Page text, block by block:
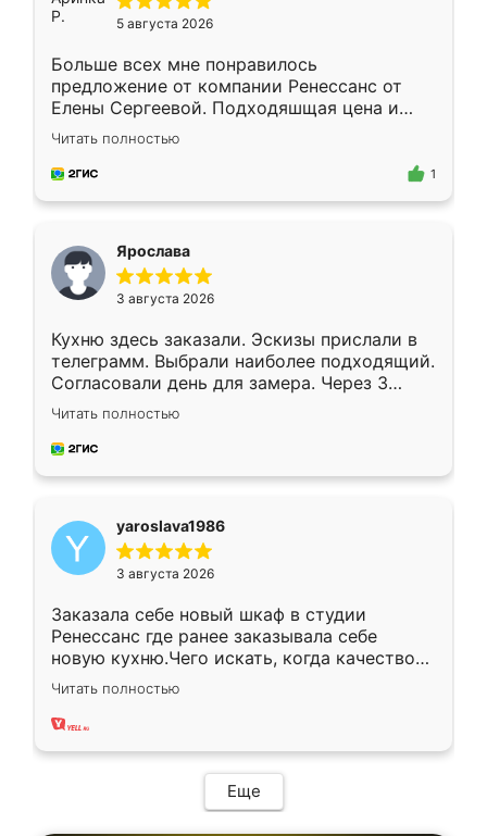
5 августа 2026
Больше всех мне понравилось
предложение от компании Ренессанс от
Елены Сергеевой. Подходяшщая цена и
короткие сроки изготовления. Приехавший
для замера сотрудник Владислав
предложил по моему эскизу самый
Читать полностью
1
Ярослава
3 августа 2026
Кухню здесь заказали. Эскизы прислали в
телеграмм. Выбрали наиболее подходящий.
Согласовали день для замера. Через 3
недели кухня была уже готова. Остались
довольны работой. Спасибо Ренессанс
мебель за качественную работу!
Читать полностью
yaroslava1986
3 августа 2026
Заказала себе новый шкаф в студии
Ренессанс где ранее заказывала себе
новую кухню.Чего искать, когда качеством
вполне довольна. Служит кухня уже почти
два года, нареканий нет.
Читать полностью
Еще